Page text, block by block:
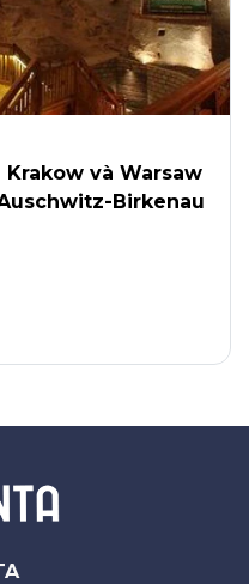
Krakow và Warsaw
Birkenau